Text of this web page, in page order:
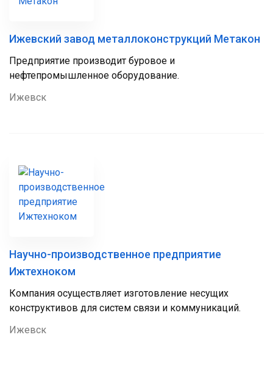
Ижевский завод металлоконструкций Метакон
Предприятие производит буровое и
нефтепромышленное оборудование.
Ижевск
Научно-производственное предприятие
Ижтехноком
Компания осуществляет изготовление несущих
конструктивов для систем связи и коммуникаций.
Ижевск